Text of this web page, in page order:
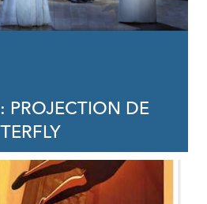
PROJECTION DE